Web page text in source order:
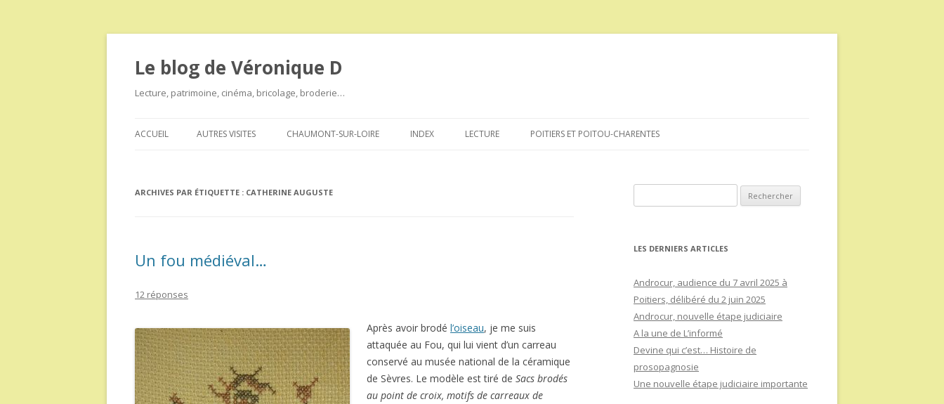
Le blog de Véronique D
Lecture, patrimoine, cinéma, bricolage, broderie…
au
ACCUEIL AUTRES VISITES CHAUMONT-SUR-LOIRE INDEX LECTURE POITIERS ET POITOU-CHARENTES
ARCHIVES PAR ÉTIQUETTE : CATHERINE AUGUSTE
Un fou médiéval…
12 réponses
Après avoir brodé l’oiseau, je me suis
attaquée au Fou, qui lui vient d’un carreau
conservé au musée national de la céramique
de Sèvres. Le modèle est tiré de Sacs brodés
au point de croix, motifs de carreaux de
LES DERNIERS ARTICLES
Androcur, audience du 7 avril 2025 à
Poitiers, délibéré du 2 juin 2025
Androcur, nouvelle étape judiciaire
A la une de L’informé
Devine qui c’est… Histoire de
prosopagnosie
Une nouvelle étape judiciaire importante